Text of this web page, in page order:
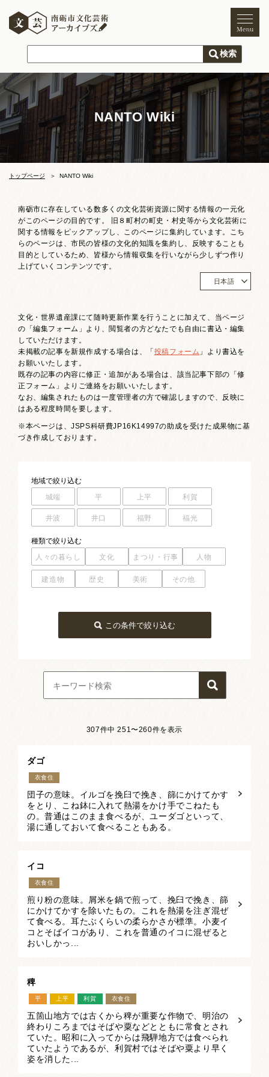
ご利用案内
新着情報
文化芸術
文化財 獅子舞 まつり
文化芸術団体
文化遺産
写真館
郷土資料
NANTO Wiki
サイトマップ
プライバシーポリシー
NANTO Wiki
トップページ NANTO Wiki
南砺市に存在している数多くの文化芸術資源に関する情報の一元化
がこのページの目的です。 旧８町村の町史・村史等から文化芸術に
関する情報をピックアップし、このページに集約しています。こち
らのページは、市民の皆様の文化的知識を集約し、反映することも
目的としているため、皆様から情報収集を行いながら少しずつ作り
上げていくコンテンツです。
日本語
文化・世界遺産課にて随時更新作業を行うことに加えて、当ページ
の「編集フォーム」より、閲覧者の方どなたでも自由に書込・編集
していただけます。
未掲載の記事を新規作成する場合は、「 投稿フォーム 」より書込を
お願いいたします。
既存の記事の内容に修正・追加がある場合は、該当記事下部の「修
正フォーム」よりご連絡をお願いいたします。
なお、編集されたものは一度管理者の方で確認しますので、反映に
はある程度時間を要します。
※本ページは、JSPS科研費JP16K14997の助成を受けた成果物に基
づき作成しております。
地域で絞り込む
城端
平 上平 利賀
井波 井口 福野 福光
種類で絞り込む
人々の暮らし
文化 まつり・行事 人物
建造物 歴史 美術 その他
信仰 言語 産業
文化財 伝承
神社
彫刻 書 工芸 その他
この条件で絞り込む
307件中 251〜260件を表示
ダゴ
衣食住
団子の意味。イルゴを挽臼で挽き、篩にかけてかす
をとり、こね鉢に入れて熱湯をかけ手でこねたも
の。普通はこのまま食べるが、ユーダゴといって、
湯に通しておいて食べることもある。
イコ
衣食住
煎り粉の意味。屑米を鍋で煎って、挽臼で挽き、篩
にかけてかすを除いたもの。これを熱湯を注ぎ混ぜ
て食べる。耳たぶくらいの柔らかさが標準。小麦イ
コとそばイコがあり、これを普通のイコに混ぜると
おいしかっ...
稗
平 上平 利賀 衣食住
五箇山地方では古くから稗が重要な作物で、明治の
終わりころまではそばや粟などとともに常食とされ
ていた。昭和に入ってからは飛騨地方では食べられ
ていたようであるが、利賀村ではそばや粟より早く
姿を消した...